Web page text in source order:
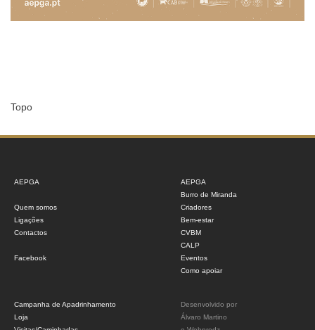
Topo
AEPGA
Quem somos
Ligações
Contactos
Facebook
AEPGA
Burro de Miranda
Criadores
Bem-estar
CVBM
CALP
Eventos
Como apoiar
Campanha de Apadrinhamento
Loja
Desenvolvido por
Álvaro Martino